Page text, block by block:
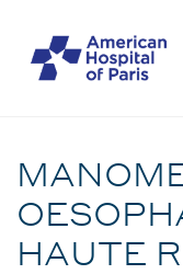
main
MENU
MOBILE
HAUTE